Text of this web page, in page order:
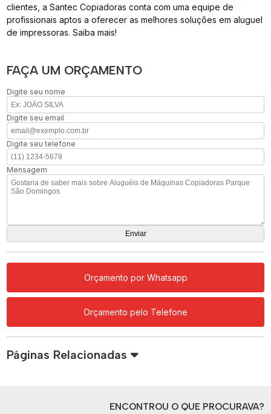
clientes, a Santec Copiadoras conta com uma equipe de
profissionais aptos a oferecer as melhores soluções em aluguel
de impressoras. Saiba mais!
FAÇA UM ORÇAMENTO
Digite seu nome
Digite seu email
Digite seu telefone
Mensagem
Orçamento por Whatsapp
Orçamento pelo Telefone
Páginas Relacionadas
ENCONTROU O QUE PROCURAVA?